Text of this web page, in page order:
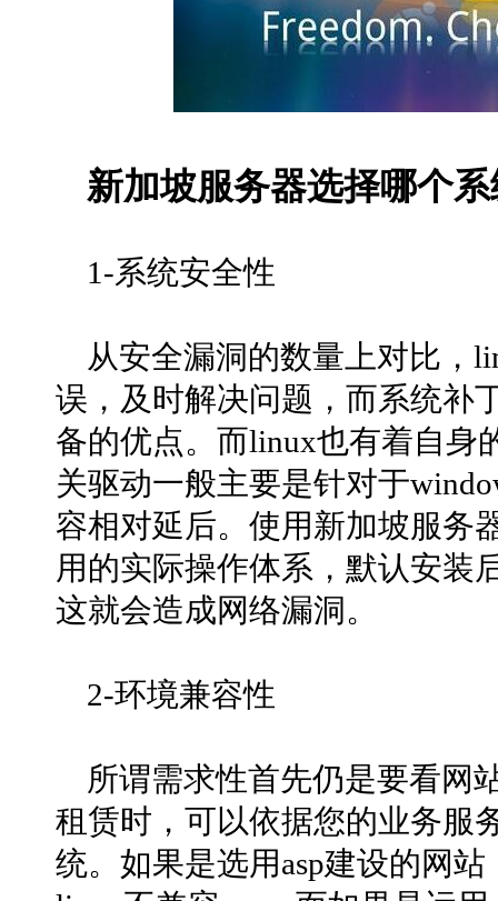
新加坡服务器选择哪个
1-系统安全性
从安全漏洞的数量上对比，
误，及时解决问题，而系统补
备的优点。而linux也有着自身
关驱动一般主要是针对于
容相对延后。使用新加坡服务
用的实际操作体系，默认安装
这就会造成网络漏洞。
2-环境兼容性
所谓需求性首先仍是要看网
租赁时，可以依据您的业务服
统。如果是选用asp建设的网